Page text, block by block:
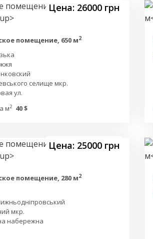
Цена: 26000 грн
помещение, 650 м2
селище мкр.
ул.
м2 40 $
Цена: 25000 грн
помещение, 280 м2
мкр.
набережна